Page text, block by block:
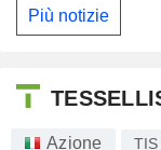
Più notizie
Azione TIS